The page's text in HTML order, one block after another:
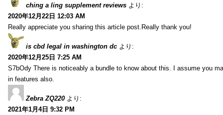
ching a ling supplement reviews より:
2020年12月22日 12:03 AM
Really appreciate you sharing this article post.Really thank you!
is cbd legal in washington dc より:
2020年12月25日 7:25 AM
S7bOdy There is noticeably a bundle to know about this. I assume you
in features also.
Zebra ZQ220 より:
2021年1月4日 9:32 PM